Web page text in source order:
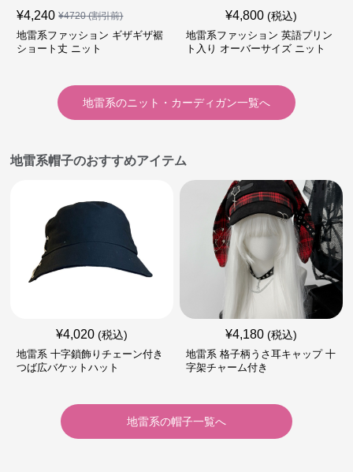
¥4,240 ¥4720(割引前)
地雷系ファッション ギザギザ裾
ショート丈 ニット
¥4,800 (税込)
地雷系ファッション 英語プリン
ト入り オーバーサイズ ニット
地雷系のニット・カーディガン一覧へ
地雷系帽子のおすすめアイテム
¥4,020 (税込)
地雷系 十字鎖飾りチェーン付き
つば広バケットハット
¥4,180 (税込)
地雷系 格子柄うさ耳キャップ 十
字架チャーム付き
地雷系の帽子一覧へ